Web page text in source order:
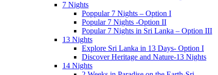
7 Nights
Poppular 7 Nights – Option I
Popular 7 Nights -Option II
Popular 7 Nights in Sri Lanka – Option III
13 Nights
Explore Sri Lanka in 13 Days- Option I
Discover Heritage and Nature-13 Nights
14 Nights